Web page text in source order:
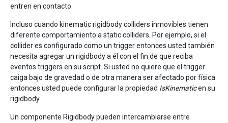
entren en contacto.
Incluso cuando kinematic rigidbody colliders inmovibles tienen
diferente comportamiento a static colliders. Por ejemplo, si el
collider es configurado como un trigger entonces usted también
necesita agregar un rigidbody a él con el fin de que reciba
eventos triggers en su script. Si usted no quiere que el trigger
caiga bajo de gravedad o de otra manera ser afectado por física
entonces usted puede configurar la propiedad IsKinematicen su
rigidbody.
Un componente Rigidbody pueden intercambiarse entre